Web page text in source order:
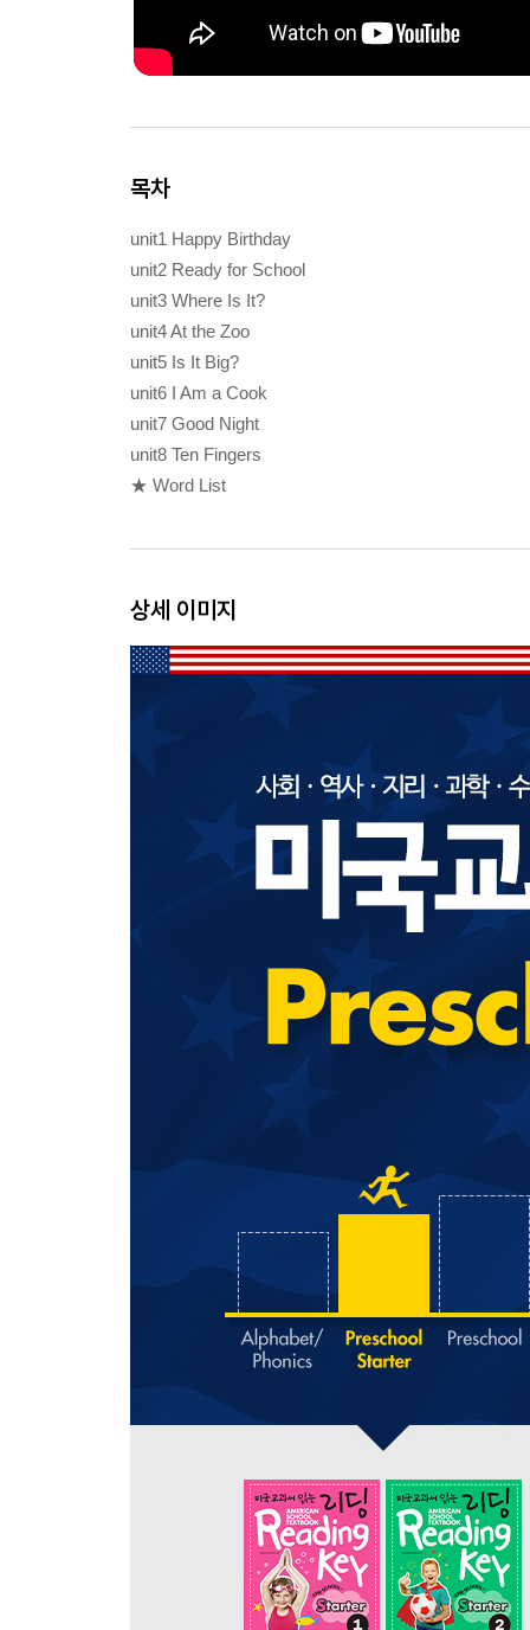
목차
unit1 Happy Birthday
unit2 Ready for School
unit3 Where Is It?
unit4 At the Zoo
unit5 Is It Big?
unit6 I Am a Cook
unit7 Good Night
unit8 Ten Fingers
★ Word List
상세 이미지